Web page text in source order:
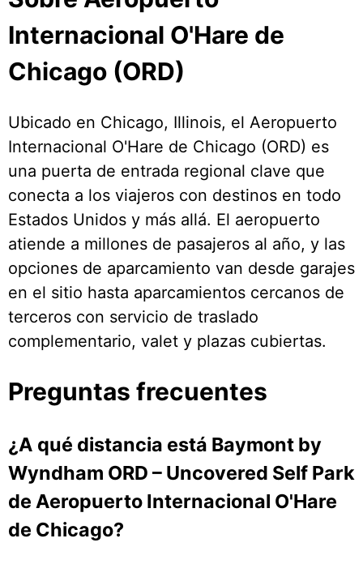
Internacional O'Hare de
Chicago (ORD)
Ubicado en Chicago, Illinois, el Aeropuerto
Internacional O'Hare de Chicago (ORD) es
una puerta de entrada regional clave que
conecta a los viajeros con destinos en todo
Estados Unidos y más allá. El aeropuerto
atiende a millones de pasajeros al año, y las
opciones de aparcamiento van desde garajes
en el sitio hasta aparcamientos cercanos de
terceros con servicio de traslado
complementario, valet y plazas cubiertas.
Preguntas frecuentes
¿A qué distancia está Baymont by
Wyndham ORD – Uncovered Self Park
de Aeropuerto Internacional O'Hare
de Chicago?